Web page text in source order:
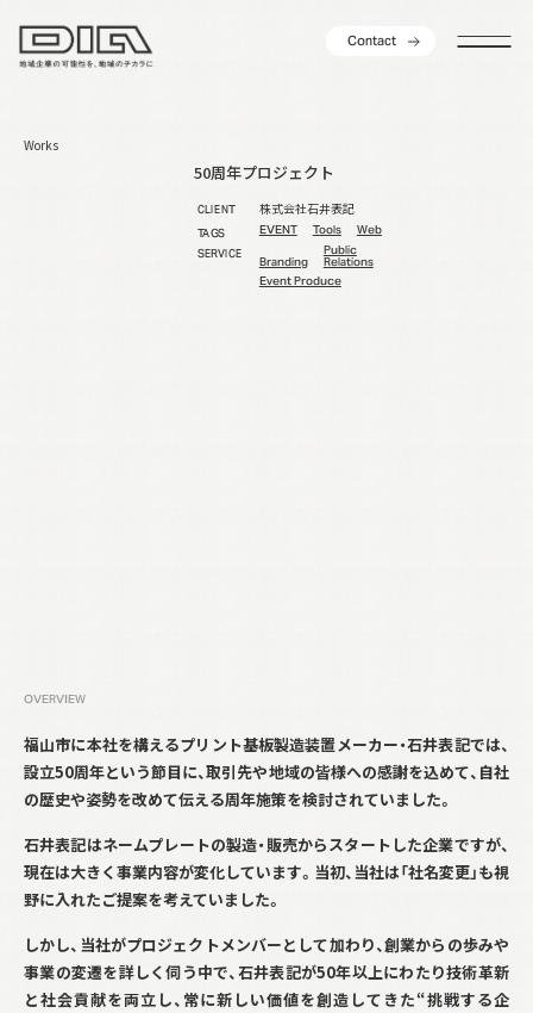
Contact
Works
50周年プロジェクト
CLIENT 株式会社石井表記
TAGS EVENT Tools Web
SERVICE
Branding
Public
Relations
Event Produce
OVERVIEW
福山市に本社を構えるプリント基板製造装置メーカー・石井表記では、
設立50周年という節目に、取引先や地域の皆様への感謝を込めて、自社
の歴史や姿勢を改めて伝える周年施策を検討されていました。
石井表記はネームプレートの製造・販売からスタートした企業ですが、
現在は大きく事業内容が変化しています。当初、当社は「社名変更」も視
野に入れたご提案を考えていました。
しかし、当社がプロジェクトメンバーとして加わり、創業からの歩みや
事業の変遷を詳しく伺う中で、石井表記が50年以上にわたり技術革新
と社会貢献を両立し、常に新しい価値を創造してきた“挑戦する企